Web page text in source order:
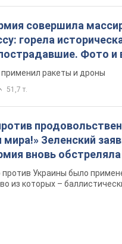
совершила
горела
Фото и
ракеты и дроны
51,7 т.
мира!» Зеленский
вновь
Украины было
из которых –